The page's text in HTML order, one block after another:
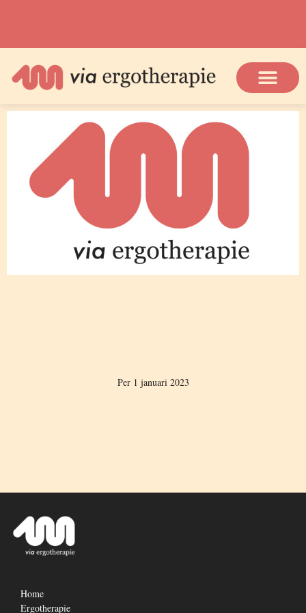
Per 1 januari 2023
Home
Ergotherapie